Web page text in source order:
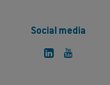
Social media